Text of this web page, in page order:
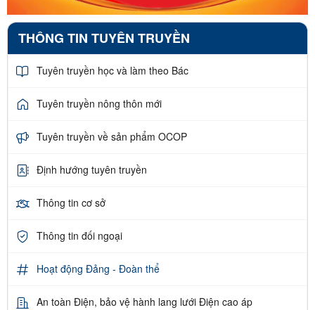
THÔNG TIN TUYÊN TRUYỀN
Tuyên truyền học và làm theo Bác
Tuyên truyền nông thôn mới
Tuyên truyền về sản phẩm OCOP
Định hướng tuyên truyền
Thông tin cơ sở
Thông tin đối ngoại
Hoạt động Đảng - Đoàn thể
An toàn Điện, bảo vệ hành lang lưới Điện cao áp